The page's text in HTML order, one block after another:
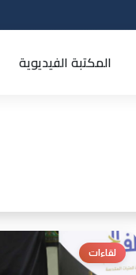
المكتبة الفيديوية
لقاءات